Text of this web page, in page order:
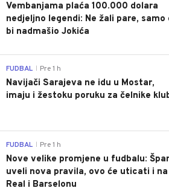
Vembanjama plaća 100.000 dolara
nedjeljno legendi: Ne žali pare, samo
bi nadmašio Jokića
FUDBAL Pre 1 h
Navijači Sarajeva ne idu u Mostar,
imaju i žestoku poruku za čelnike
FUDBAL Pre 1 h
Nove velike promjene u fudbalu:
uveli nova pravila, ovo će uticati i na
Real i Barselonu